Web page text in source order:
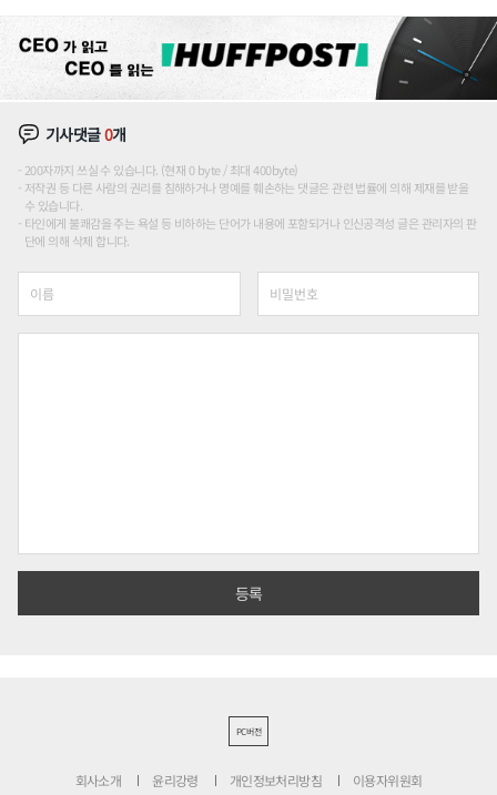
기사댓글0개
200자까지 쓰실 수 있습니다. (현재 0 byte / 최대 400byte)
저작권 등 다른 사람의 권리를 침해하거나 명예를 훼손하는 댓글은 관련 법률에 의해 제재를 받을
수 있습니다.
타인에게 불쾌감을 주는 욕설 등 비하하는 단어가 내용에 포함되거나 인신공격성 글은 관리자의 판
단에 의해 삭제 합니다.
PC버전
회사소개 윤리강령 개인정보처리방침 이용자위원회